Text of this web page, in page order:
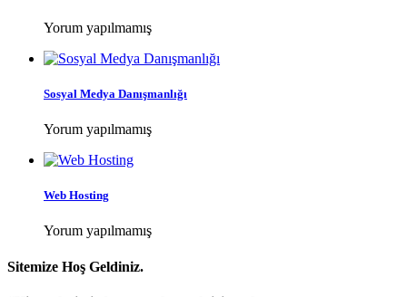
Yorum yapılmamış
Sosyal Medya Danışmanlığı
Yorum yapılmamış
Web Hosting
Yorum yapılmamış
Sitemize Hoş Geldiniz.